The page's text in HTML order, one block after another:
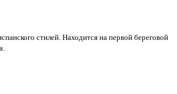
стилей. Находится на первой береговой